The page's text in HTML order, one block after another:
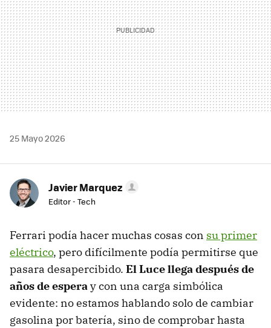
25 Mayo 2026
Javier Marquez
Editor - Tech
Ferrari podía hacer muchas cosas con su primer
eléctrico, pero difícilmente podía permitirse que
pasara desapercibido. El Luce llega después de
años de esperay con una carga simbólica
evidente: no estamos hablando solo de cambiar
gasolina por batería, sino de comprobar hasta